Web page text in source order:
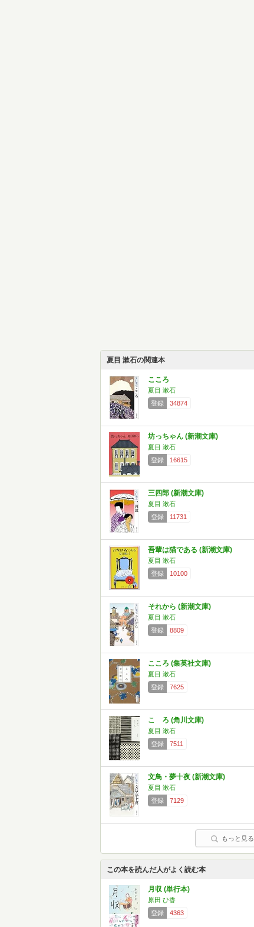
夏目 漱石の関連本
こころ
夏目 漱石
登録
34874
坊っちゃん (新潮文庫)
夏目 漱石
登録
16615
三四郎 (新潮文庫)
夏目 漱石
登録
11731
吾輩は猫である (新潮文庫)
夏目 漱石
登録
10100
それから (新潮文庫)
夏目 漱石
登録
8809
こころ (集英社文庫)
夏目 漱石
登録
7625
こゝろ (角川文庫)
夏目 漱石
登録
7511
文鳥・夢十夜 (新潮文庫)
夏目 漱石
登録
7129
もっと見る
この本を読んだ人がよく読む本
月収 (単行本)
原田 ひ香
登録
4363